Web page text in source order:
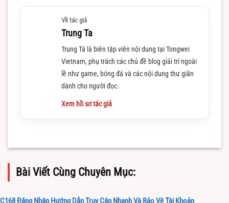
Về tác giả
Trung Ta
Trung Tá là biên tập viên nội dung tại Tongwei
Vietnam, phụ trách các chủ đề blog giải trí ngoài
lề như game, bóng đá và các nội dung thư giãn
dành cho người đọc.
Xem hồ sơ tác giả
Bài Viết Cùng Chuyên Mục:
C168 Đăng Nhập Hướng Dẫn Truy Cập Nhanh Và Bảo Vệ Tài Khoản